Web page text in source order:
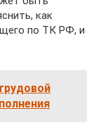
как
по ТК РФ, и